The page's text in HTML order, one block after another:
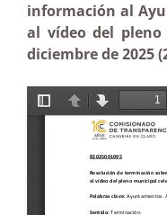
información al
al vídeo del
diciembre de 2025